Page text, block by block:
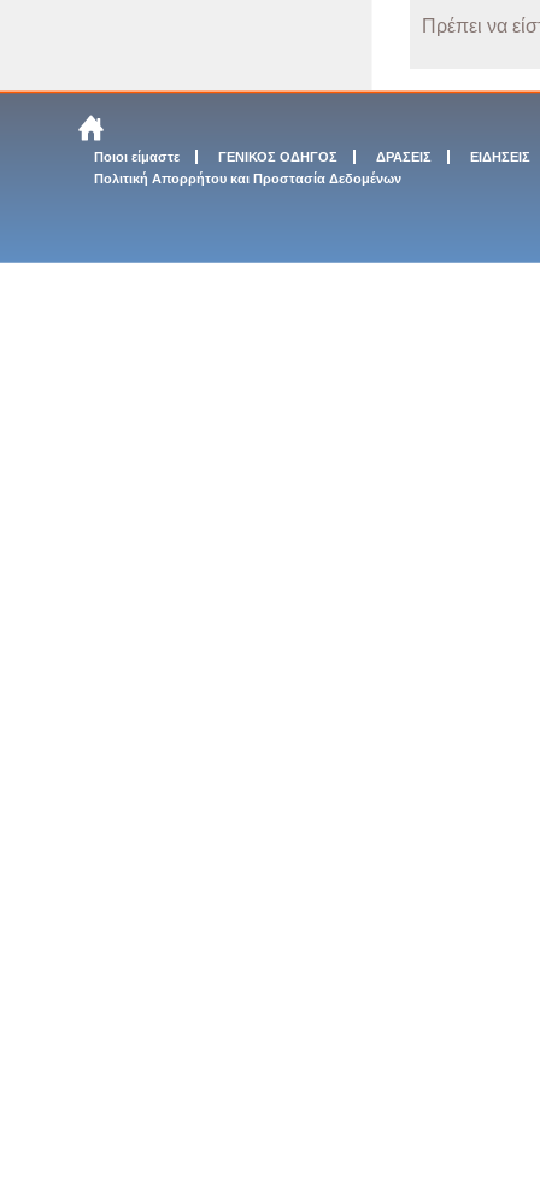
Πρέπει να
Ποιοι είμαστε ΓΕΝΙΚΟΣ ΟΔΗΓΟΣ ΔΡΑΣΕΙΣ
ΕΙΔΗΣΕΙΣ
Πολιτική Απορρήτου και Προστασία Δεδομένων